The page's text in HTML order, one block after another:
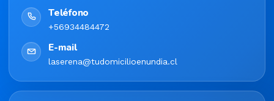
Teléfono
+56934484472
E-mail
laserena@tudomicilioenundia.cl